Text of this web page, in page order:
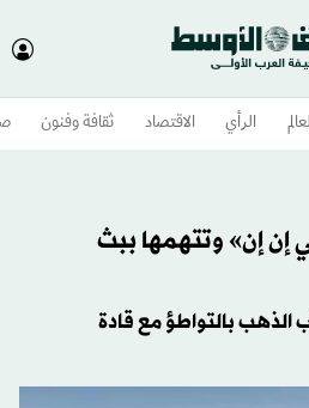
الرأي الاقتصاد ثقافة وفنون
إن» وتتهمها ببث
الذهب بالتواطؤ مع قادة